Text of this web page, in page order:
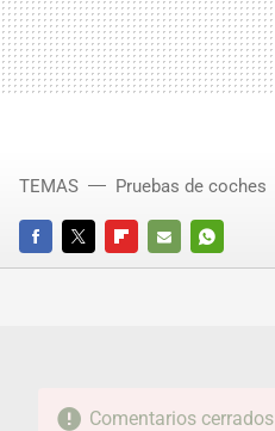
FACEBOOKTWITTERFLIPBOARD
E-
WHATSAPP
TEMAS Pruebas de coches
Comentarios cerrados